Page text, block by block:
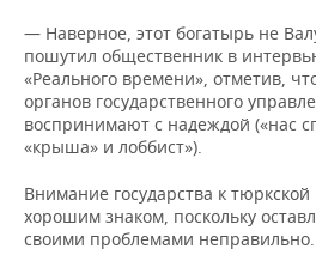
— Наверное, этот богатырь не
пошутил общественник в
«Реального времени», отметив,
органов государственного
воспринимают с надеждой («нас
«крыша» и лоббист»).
Внимание государства к
хорошим знаком, поскольку
своими проблемами неправильно.